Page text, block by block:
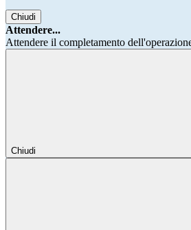
Chiudi
Attendere...
Attendere il completamento
Chiudi